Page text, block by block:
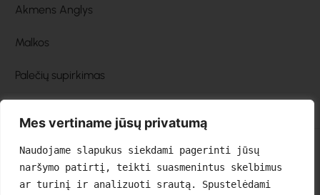
Mes vertiname jūsų privatumą
Naudojame slapukus siekdami pagerinti jūsų
naršymo patirtį, teikti suasmenintus skelbimus
ar turinį ir analizuoti srautą. Spustelėdami
Akmens Anglys
Malkos
Palečių supirkimas